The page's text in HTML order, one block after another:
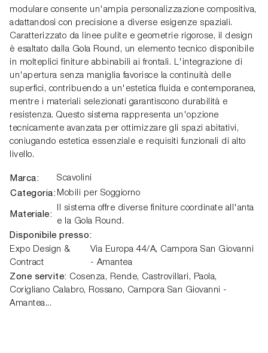
modulare consente un'ampia personalizzazione compositiva,
adattandosi con precisione a diverse esigenze spaziali.
Caratterizzato da linee pulite e geometrie rigorose, il design
è esaltato dalla Gola Round, un elemento tecnico disponibile
in molteplici finiture abbinabili ai frontali. L'integrazione di
un'apertura senza maniglia favorisce la continuità delle
superfici, contribuendo a un'estetica fluida e contemporanea,
mentre i materiali selezionati garantiscono durabilità e
resistenza. Questo sistema rappresenta un'opzione
tecnicamente avanzata per ottimizzare gli spazi abitativi,
coniugando estetica essenziale e requisiti funzionali di alto
livello.
Marca: Scavolini
Categoria: Mobili per Soggiorno
Materiale:
Il sistema offre diverse finiture coordinate all'anta
e la Gola Round.
Disponibile presso:
Expo Design &
Contract
Via Europa 44/A, Campora San Giovanni
- Amantea
Zone servite: Cosenza, Rende, Castrovillari, Paola,
Corigliano Calabro, Rossano, Campora San Giovanni -
Amantea...